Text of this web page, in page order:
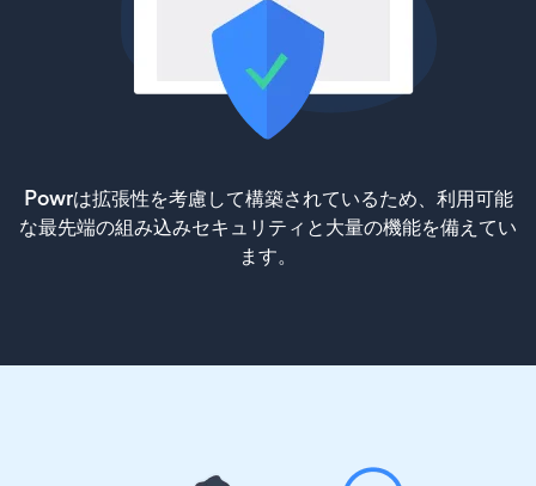
Powrは拡張性を考慮して構築されているため、利用可能
な最先端の組み込みセキュリティと大量の機能を備えてい
ます。